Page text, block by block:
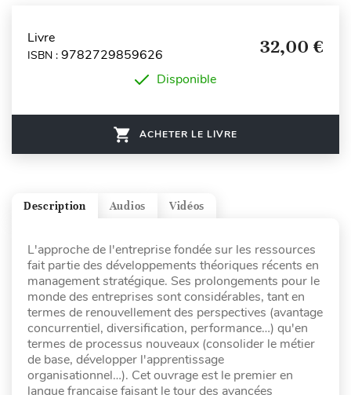
Livre
ISBN : 9782729859626 32,00 €
Disponible
ACHETER LE LIVRE
Vidéos
Audios
Description
L'approche de l'entreprise fondée sur les ressources
fait partie des développements théoriques récents en
management stratégique. Ses prolongements pour le
monde des entreprises sont considérables, tant en
termes de renouvellement des perspectives (avantage
concurrentiel, diversification, performance…) qu'en
termes de processus nouveaux (consolider le métier
de base, développer l'apprentissage
organisationnel…). Cet ouvrage est le premier en
langue française faisant le tour des avancées